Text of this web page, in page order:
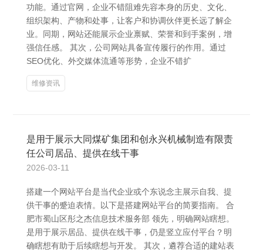
功能。通过官网，企业不错阻难先容本身的历史、文化、
组织架构、产物和处事，让客户和协调伙伴更长远了解企
业。同期，网站还能展示企业禀赋、荣誉和到手案例，增
强信任感。 其次，公司网站具备宣传履行的作用。通过
SEO优化、外交媒体流通等形势，企业不错扩
维修资讯
是用于展示大同煤矿集团和创永兴机械制造有限责
任公司居品、提供在线干事
2026-03-11
搭建一个网站平台是当代企业或个东说念主展示自我、提
供干事的蹙迫表情。以下是搭建网站平台的简要指南。 合
肥市蜀山区彤之杰信息技术服务部 领先，明确网站瞎想。
是用于展示居品、提供在线干事，仍是竖立应付平台？明
确瞎想有助于后续瞎想与开发。 其次，遴荐合适的建站表